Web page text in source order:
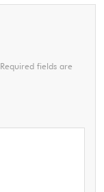
Required fields are